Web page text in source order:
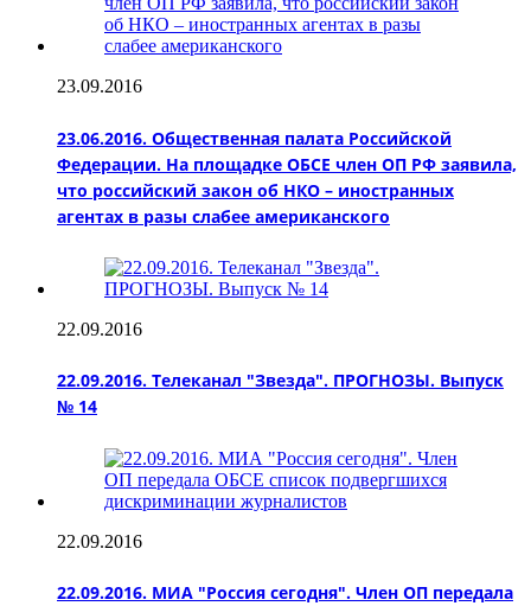
23.09.2016
23.06.2016. Общественная палата Российской
Федерации. На площадке ОБСЕ член ОП РФ заявила,
что российский закон об НКО – иностранных
агентах в разы слабее американского
22.09.2016
22.09.2016. Телеканал "Звезда". ПРОГНОЗЫ. Выпуск
№ 14
22.09.2016
22.09.2016. МИА "Россия сегодня". Член ОП передала